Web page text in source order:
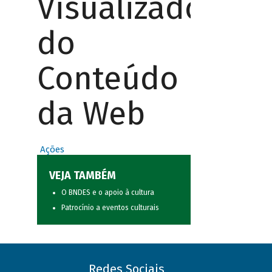
Visualizador
do
Conteúdo
da Web
Ações
VEJA TAMBÉM
O BNDES e o apoio à cultura
Patrocínio a eventos culturais
Redes Sociais